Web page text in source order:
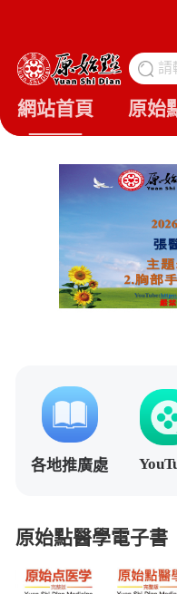
請
網站首頁 原始
各地推廣處
原始點醫學電子書